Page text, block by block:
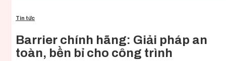
Tin tức
Barrier chính hãng: Giải pháp an
toàn, bền bỉ cho công trình